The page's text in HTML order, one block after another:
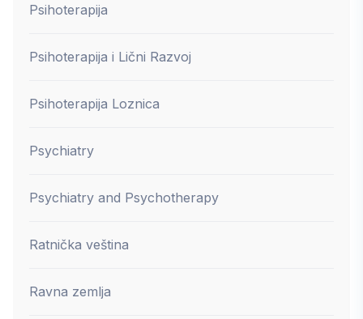
Psihoterapija
Psihoterapija i Lični Razvoj
Psihoterapija Loznica
Psychiatry
Psychiatry and Psychotherapy
Ratnička veština
Ravna zemlja